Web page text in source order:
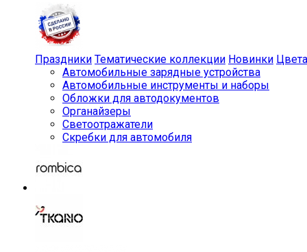
Праздники Тематические коллекции Новинки Цвета
Автомобильные зарядные устройства
Автомобильные инструменты и наборы
Обложки для автодокументов
Органайзеры
Светоотражатели
Скребки для автомобиля